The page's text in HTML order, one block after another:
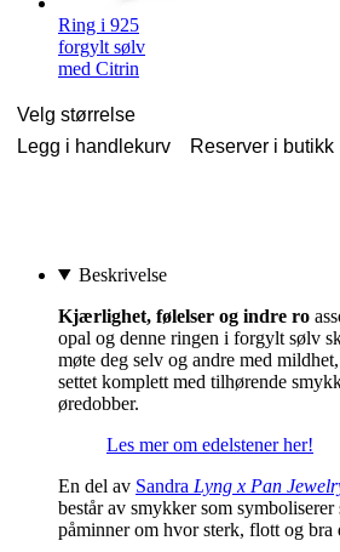
Ring i 925
forgylt sølv
med Citrin
Velg størrelse
Legg i handlekurv
Reserver i butikk
Beskrivelse
Kjærlighet, følelser og indre ro
opal og denne ringen i forgylt sølv
møte deg selv og andre med
settet komplett med tilhørende
øredobber.
Les mer om edelstener her!
En del av Sandra Lyng x Pan
består av smykker som
påminner om hvor sterk, flott og bra